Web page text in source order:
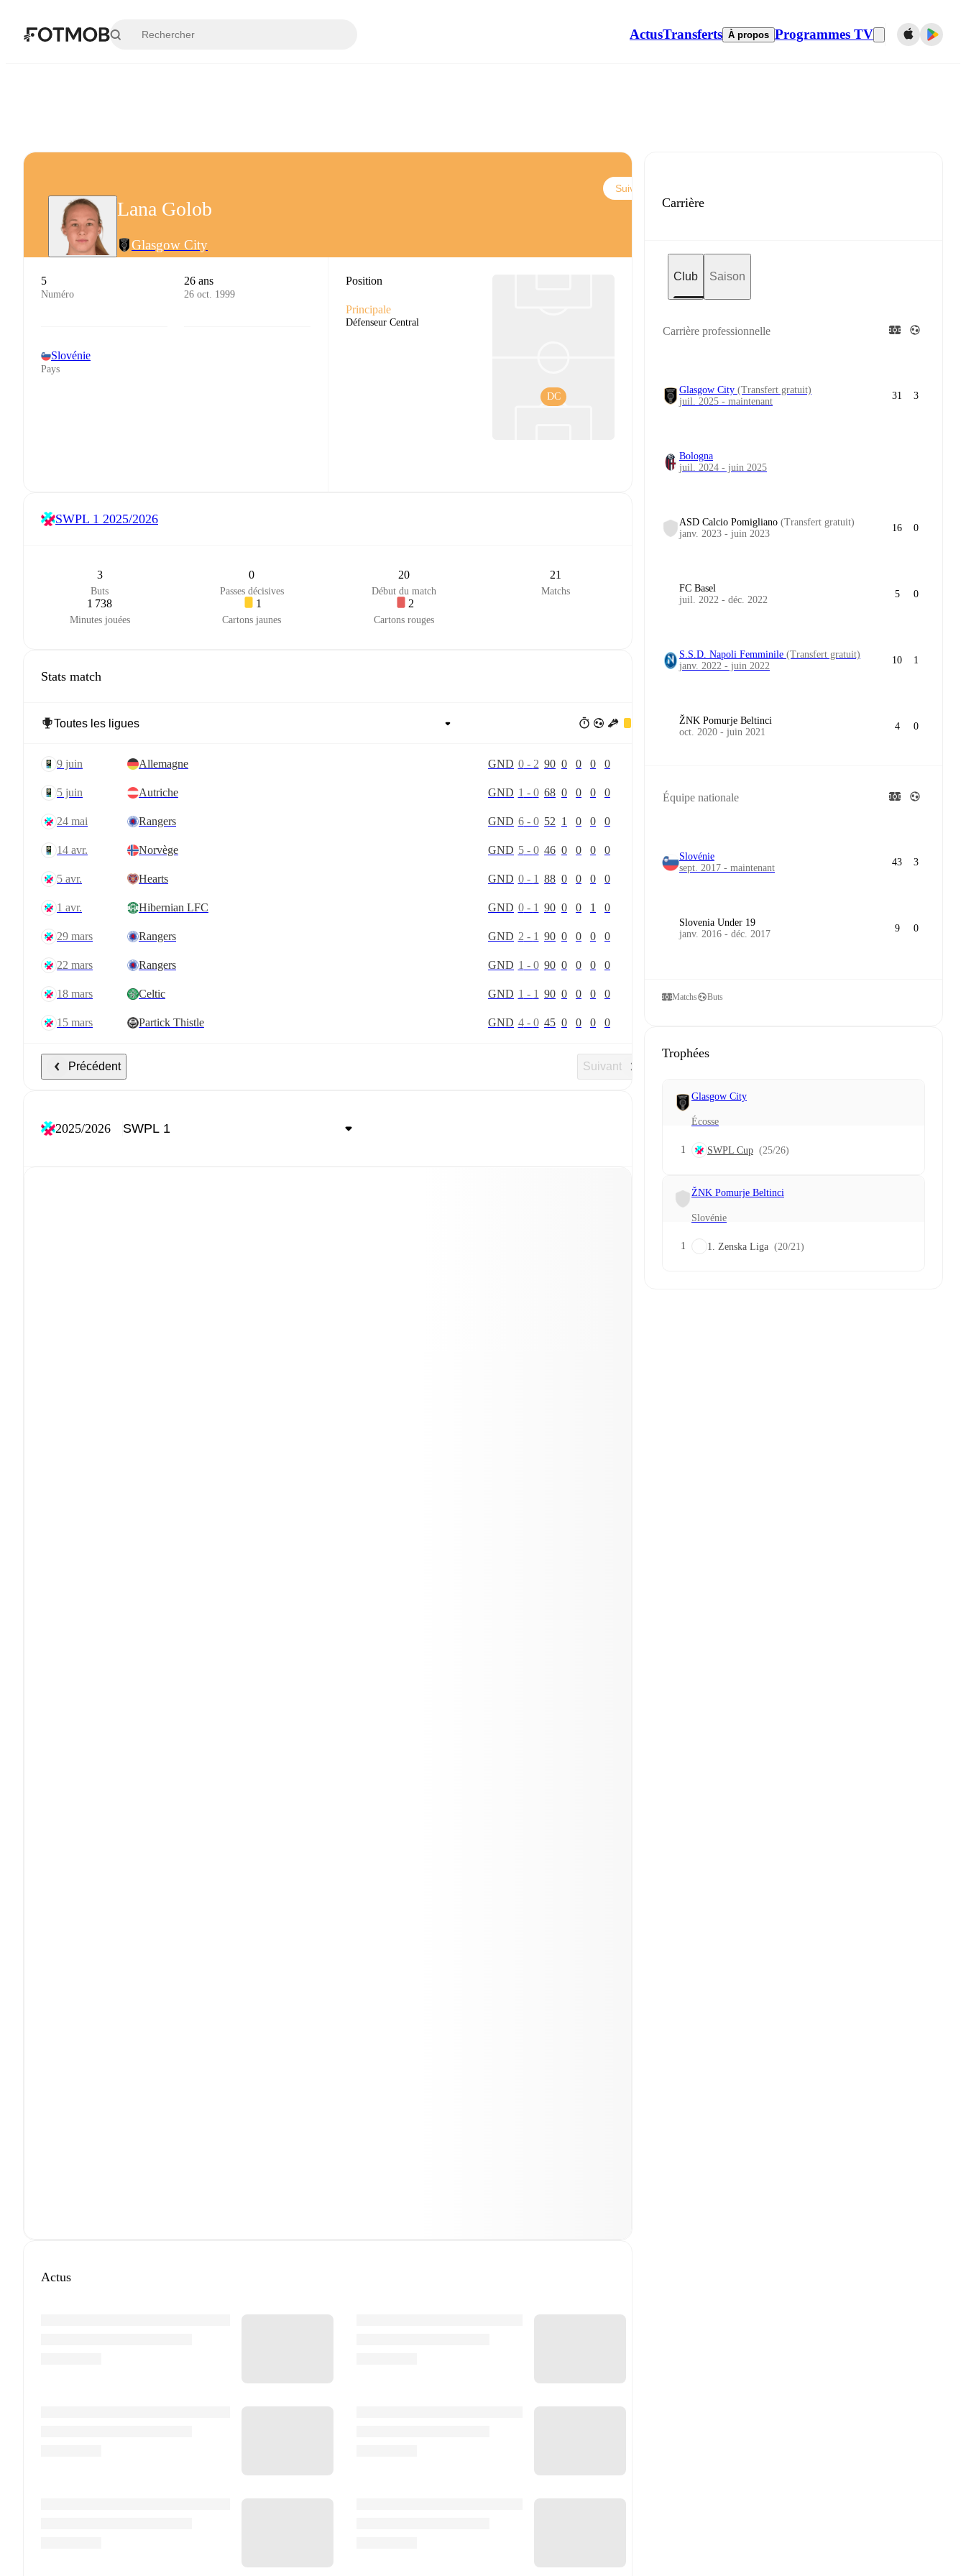
ActusTransferts À propos Programmes TV
Lana Golob
Glasgow City
Suivre
5
Numéro
26 ans
26 oct. 1999
Slovénie
Pays
Position
Principale
Défenseur Central
DC
SWPL 1 2025/2026
3
Buts
0
Passes décisives
20
Début du match
21
Matchs
1 738
Minutes jouées
1
Cartons jaunes
2
Cartons rouges
Stats match
9 juin Allemagne GND 0- 2 90 0 0 0 0
5 juin Autriche GND 1 - 0 68 0 0 0 0
24 mai Rangers GND 6- 0 52 1 0 0 0
14 avr. Norvège GND 5- 0 46 0 0 0 0
5 avr. Hearts GND 0- 1 88 0 0 0 0
1 avr. Hibernian LFC GND 0- 1 90 0 0 1 0
29 mars Rangers GND 2 - 1 90 0 0 0 0
22 mars Rangers GND 1 - 0 90 0 0 0 0
18 mars Celtic GND 1 - 1 90 0 0 0 0
15 mars Partick Thistle GND 4- 0 45 0 0 0 0
Précédent Suivant
2025/2026
Actus
Carrière
Club Saison
Carrière professionnelle
Glasgow City (Transfert gratuit)
juil. 2025 - maintenant
31 3
Bologna
juil. 2024 - juin 2025
ASD Calcio Pomigliano (Transfert gratuit)
janv. 2023 - juin 2023
16 0
FC Basel
juil. 2022 - déc. 2022
5 0
S.S.D. Napoli Femminile (Transfert gratuit)
janv. 2022 - juin 2022
10 1
ŽNK Pomurje Beltinci
oct. 2020 - juin 2021
4 0
Équipe nationale
Slovénie
sept. 2017 - maintenant
43 3
Slovenia Under 19
janv. 2016 - déc. 2017
9 0
Matchs Buts
Trophées
Glasgow City
Écosse
1 SWPL Cup (25/26)
ŽNK Pomurje Beltinci
Slovénie
1 1. Zenska Liga (20/21)